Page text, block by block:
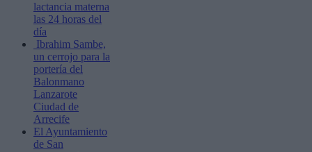
lactancia materna
las 24 horas del
día
Ibrahim Sambe,
un cerrojo para la
portería del
Balonmano
Lanzarote
Ciudad de
Arrecife
El Ayuntamiento
de San